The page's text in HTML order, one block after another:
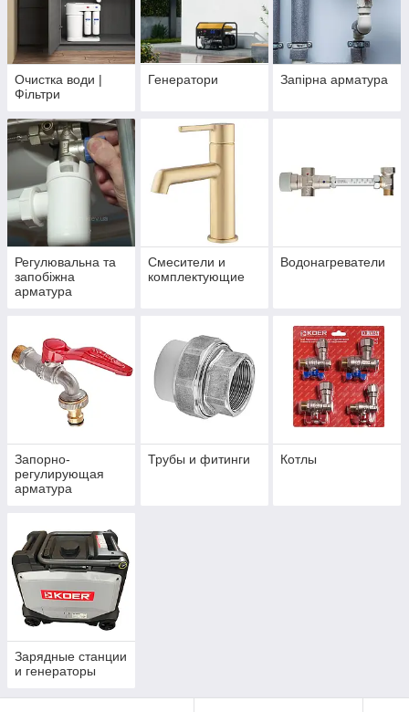
Очистка води |
Фільтри
Генератори Запірна арматура
Регулювальна та
запобіжна
арматура
Смесители и
комплектующие
Водонагреватели
Запорно-
регулирующая
арматура
Трубы и фитинги Котлы
Зарядные станции
и генераторы